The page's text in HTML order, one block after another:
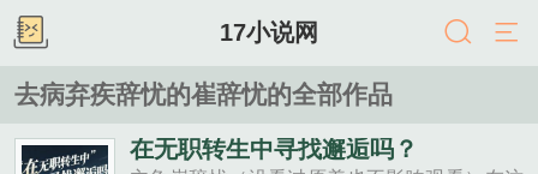
17小说网
去病弃疾辞忧的崔辞忧的全部作品
在无职转生中寻找邂逅吗？